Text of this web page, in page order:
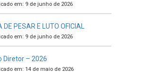
em: 9 de junho de 2026
DE PESAR E LUTO OFICIAL
em: 9 de junho de 2026
Diretor – 2026
em: 14 de maio de 2026